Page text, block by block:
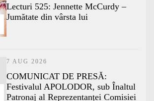
Lecturi 525: Jennette McCurdy –
Jumătate din vârsta lui
7 AUG 2026
COMUNICAT DE PRESĂ:
Festivalul APOLODOR, sub Înaltul
Patronaj al Reprezentanței Comisiei